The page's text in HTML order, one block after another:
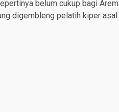
belum cukup bagi
digembleng pelatih kiper